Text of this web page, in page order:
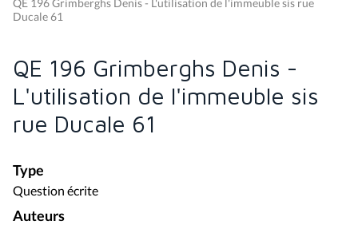
Ducale 61
QE 196 Grimberghs Denis -
L'utilisation de l'immeuble sis
rue Ducale 61
Type
Question écrite
Auteurs